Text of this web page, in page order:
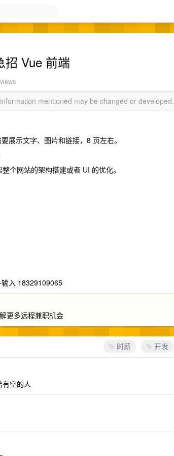
招 Vue 前端
mentioned may be changed or developed.
展示文字、图片和链接，8 页左右。
个网站的架构搭建或者 UI 的优化。
入 18329109065
更多远程兼职机会
时薪 开发
空的人